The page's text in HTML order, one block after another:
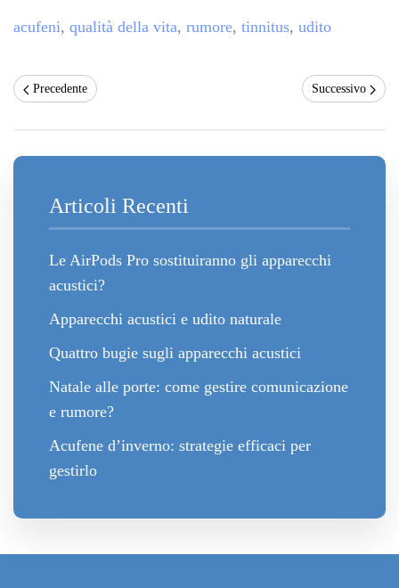
acufeni, qualità della vita, rumore, tinnitus, udito
Precedente Successivo
Articoli Recenti
Le AirPods Pro sostituiranno gli apparecchi
acustici?
Apparecchi acustici e udito naturale
Quattro bugie sugli apparecchi acustici
Natale alle porte: come gestire comunicazione
e rumore?
Acufene d’inverno: strategie efficaci per
gestirlo